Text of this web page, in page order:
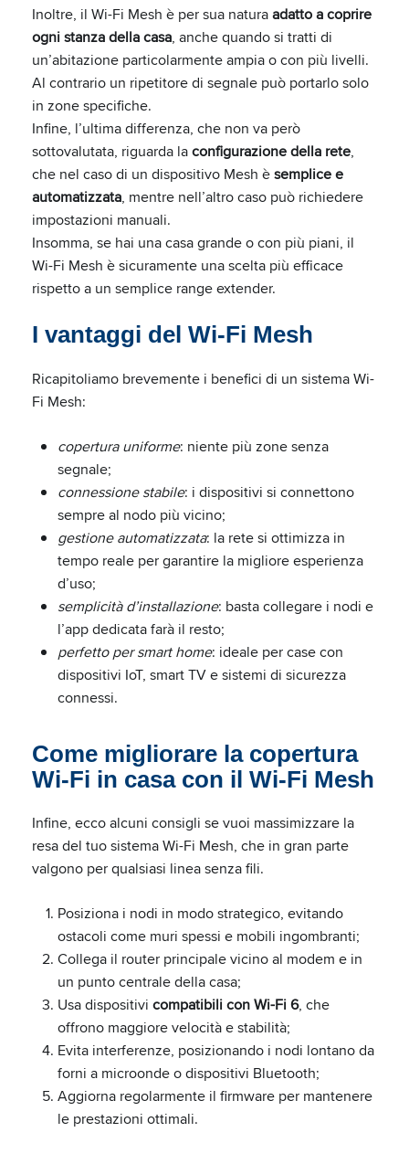
Inoltre, il Wi-Fi Mesh è per sua naturaadatto a coprire
ogni stanza della casa, anche quando si tratti di
un’abitazione particolarmente ampia o con più livelli.
Al contrario un ripetitore di segnale può portarlo solo
in zone specifiche.
Infine, l’ultima differenza, che non va però
sottovalutata, riguarda laconfigurazione della rete,
che nel caso di un dispositivo Mesh èsemplice e
automatizzata, mentre nell’altro caso può richiedere
impostazioni manuali.
Insomma, se hai una casa grande o con più piani, il
Wi-Fi Mesh è sicuramente una scelta più efficace
rispetto a un semplice range extender.
I vantaggi del Wi-Fi Mesh
Ricapitoliamo brevemente i benefici di un sistema Wi-
Fi Mesh:
copertura uniforme: niente più zone senza
segnale;
connessione stabile: i dispositivi si connettono
sempre al nodo più vicino;
gestione automatizzata: la rete si ottimizza in
tempo reale per garantire la migliore esperienza
d’uso;
semplicità d’installazione: basta collegare i nodi e
l’app dedicata farà il resto;
perfetto per smart home: ideale per case con
dispositivi IoT, smart TV e sistemi di sicurezza
connessi.
Come migliorare la copertura
Wi-Fi in casa con il Wi-Fi Mesh
Infine, ecco alcuni consigli se vuoi massimizzare la
resa del tuo sistema Wi-Fi Mesh, che in gran parte
valgono per qualsiasi linea senza fili.
Posiziona i nodi in modo strategico, evitando
ostacoli come muri spessi e mobili ingombranti;
Collega il router principale vicino al modem e in
un punto centrale della casa;
Usa dispositivi compatibili con Wi-Fi 6, che
offrono maggiore velocità e stabilità;
Evita interferenze, posizionando i nodi lontano da
forni a microonde o dispositivi Bluetooth;
Aggiorna regolarmente il firmware per mantenere
le prestazioni ottimali.